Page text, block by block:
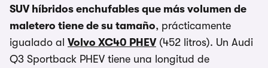
SUV híbridos enchufables que más volumen de
maletero tiene de su tamaño, prácticamente
igualado al Volvo XC40 PHEV(452 litros). Un Audi
Q3 Sportback PHEV tiene una longitud de